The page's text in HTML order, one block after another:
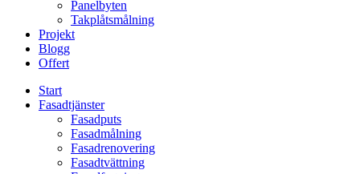
Panelbyten
Takplåtsmålning
Projekt
Blogg
Offert
Start
Fasadtjänster
Fasadputs
Fasadmålning
Fasadrenovering
Fasadtvättning